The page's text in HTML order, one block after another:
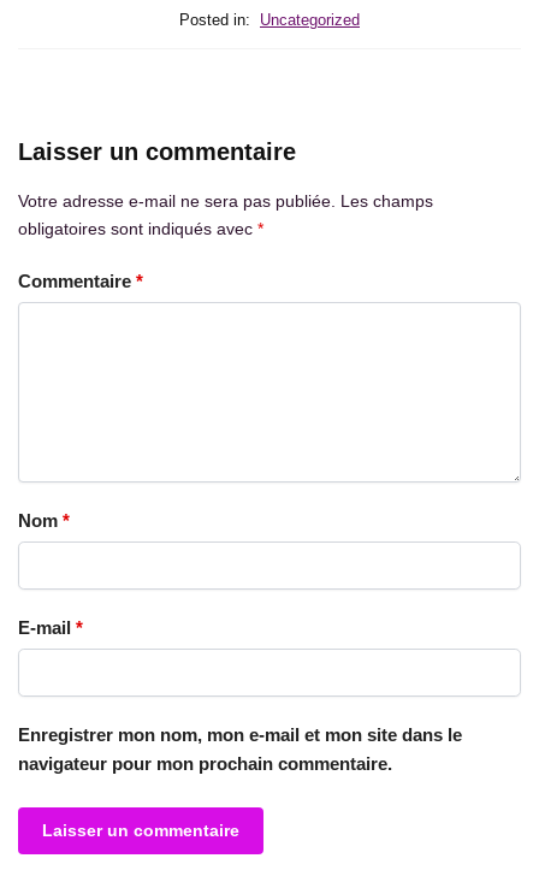
Posted in: Uncategorized
Laisser un commentaire
Votre adresse e-mail ne sera pas publiée. Les champs
obligatoires sont indiqués avec *
Commentaire *
Nom *
E-mail *
Enregistrer mon nom, mon e-mail et mon site dans le
navigateur pour mon prochain commentaire.